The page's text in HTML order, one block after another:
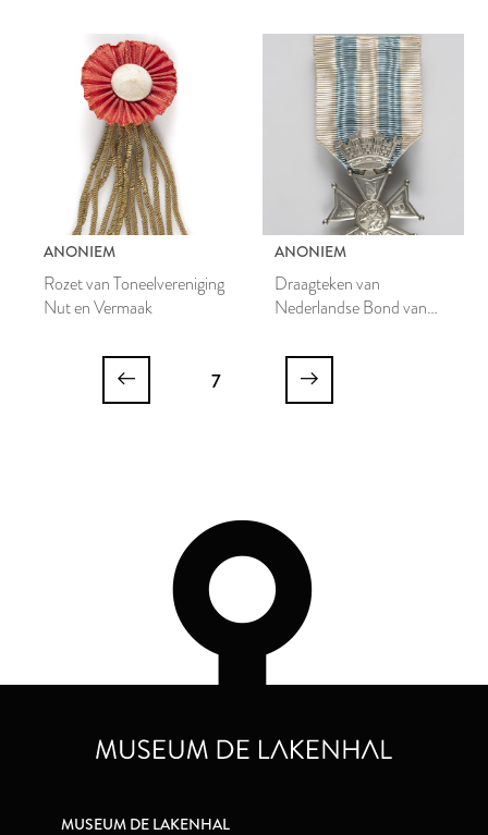
ANONIEM
Rozet van Toneelvereniging
Nut en Vermaak
ANONIEM
Draagteken van
Nederlandse Bond van
7
MUSEUM DE LAKENHAL